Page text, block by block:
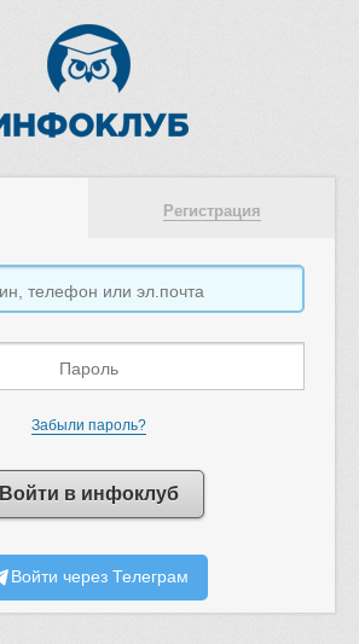
Регистрация
Забыли пароль?
Войти в инфоклуб
Войти через Телеграм